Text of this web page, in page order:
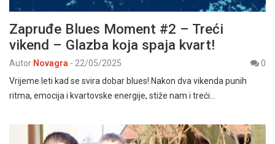
Zapruđe Blues Moment #2 – Treći
vikend – Glazba koja spaja kvart!
Autor Novagra - 22/05/2025
0
Vrijeme leti kad se svira dobar blues! Nakon dva vikenda punih
ritma, emocija i kvartovske energije, stiže nam i treći…